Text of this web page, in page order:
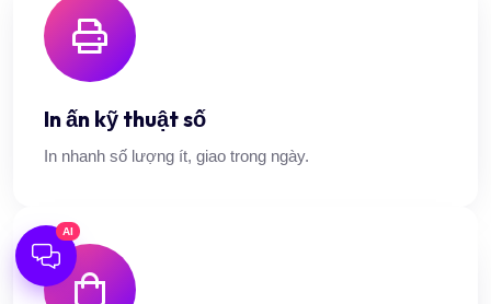
In ấn kỹ thuật số
In nhanh số lượng ít, giao trong ngày.
AI